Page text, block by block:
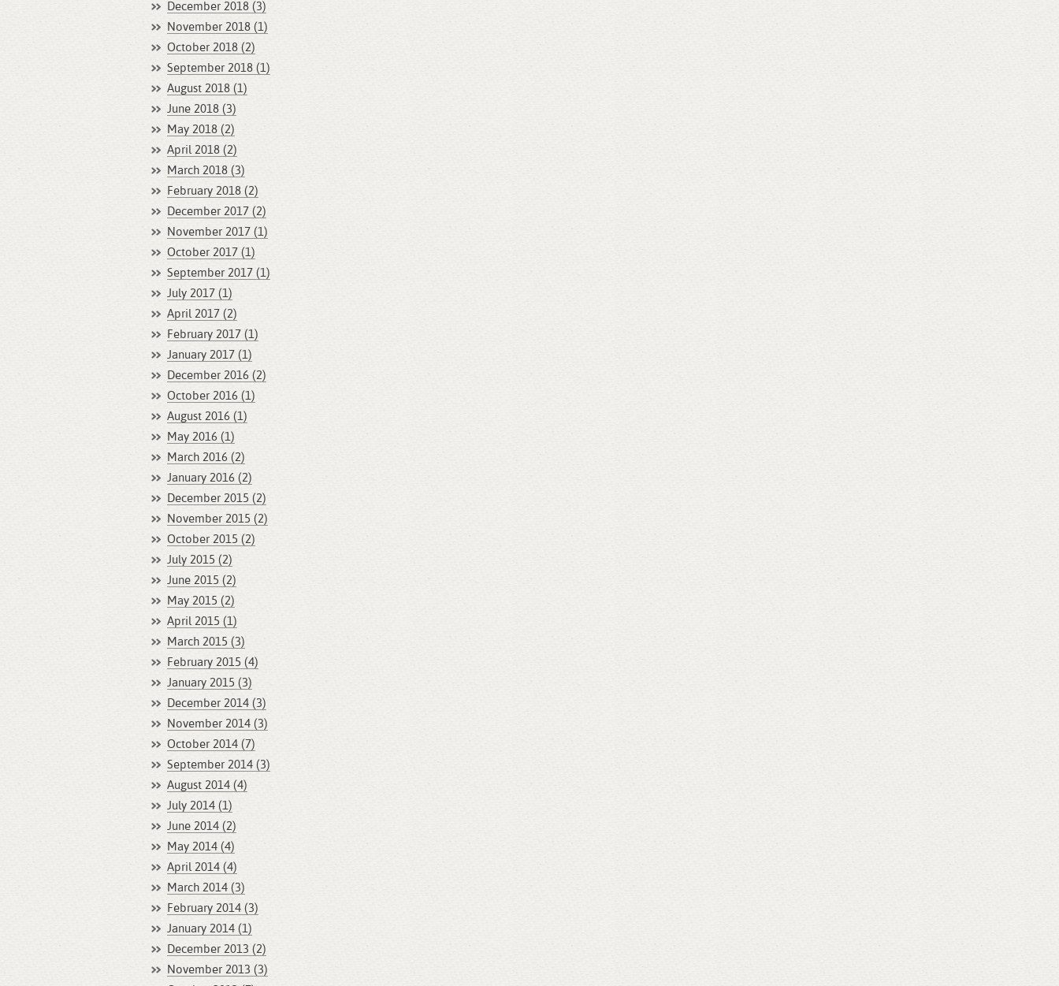
December 2018 (3)
November 2018 (1)
October 2018 (2)
September 2018 (1)
August 2018 (1)
June 2018 (3)
May 2018 (2)
April 2018 (2)
March 2018 (3)
February 2018 (2)
December 2017 (2)
November 2017 (1)
October 2017 (1)
September 2017 (1)
July 2017 (1)
April 2017 (2)
February 2017 (1)
January 2017 (1)
December 2016 (2)
October 2016 (1)
August 2016 (1)
May 2016 (1)
March 2016 (2)
January 2016 (2)
December 2015 (2)
November 2015 (2)
October 2015 (2)
July 2015 (2)
June 2015 (2)
May 2015 (2)
April 2015 (1)
March 2015 (3)
February 2015 (4)
January 2015 (3)
December 2014 (3)
November 2014 (3)
October 2014 (7)
September 2014 (3)
August 2014 (4)
July 2014 (1)
June 2014 (2)
May 2014 (4)
April 2014 (4)
March 2014 (3)
February 2014 (3)
January 2014 (1)
December 2013 (2)
November 2013 (3)